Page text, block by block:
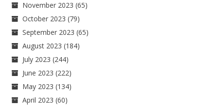
November 2023 (65)
October 2023 (79)
September 2023 (65)
August 2023 (184)
July 2023 (244)
June 2023 (222)
May 2023 (134)
April 2023 (60)